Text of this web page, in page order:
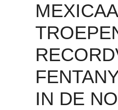
IN DE